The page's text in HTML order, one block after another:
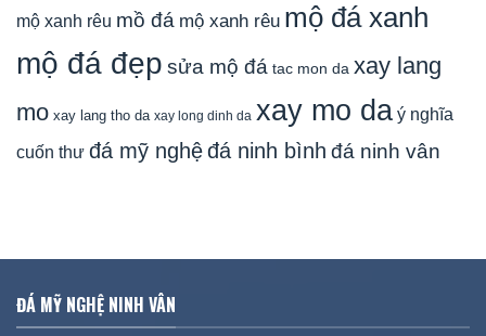
mộ xanh rêu mồ đá mộ xanh rêu mộ đá xanh
mộ đá đẹp sửa mộ đá tac mon da xay lang
mo xay lang tho da xay long dinh da xay mo da ý nghĩa
cuốn thư đá mỹ nghệđá ninh bình đá ninh vân
ĐÁ MỸ NGHỆ NINH VÂN